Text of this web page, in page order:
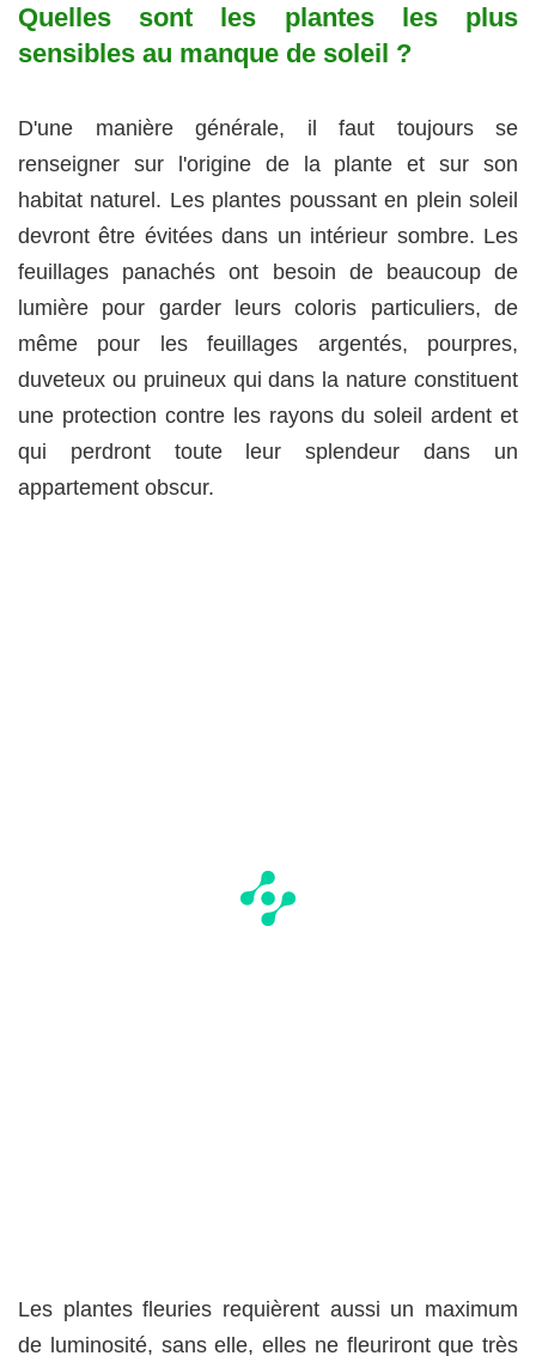
Quelles sont les plantes les plus
sensibles au manque de soleil ?
D'une manière générale, il faut toujours se
renseigner sur l'origine de la plante et sur son
habitat naturel. Les plantes poussant en plein soleil
devront être évitées dans un intérieur sombre. Les
feuillages panachés ont besoin de beaucoup de
lumière pour garder leurs coloris particuliers, de
même pour les feuillages argentés, pourpres,
duveteux ou pruineux qui dans la nature constituent
une protection contre les rayons du soleil ardent et
qui perdront toute leur splendeur dans un
appartement obscur.
Les plantes fleuries requièrent aussi un maximum
de luminosité, sans elle, elles ne fleuriront que très